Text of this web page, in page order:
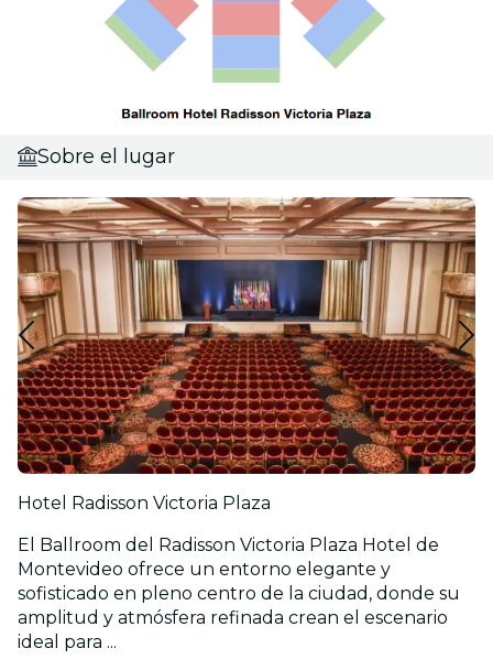
Sobre el lugar
Hotel Radisson Victoria Plaza
El Ballroom del Radisson Victoria Plaza Hotel de
Montevideo ofrece un entorno elegante y
sofisticado en pleno centro de la ciudad, donde su
amplitud y atmósfera refinada crean el escenario
ideal para ...